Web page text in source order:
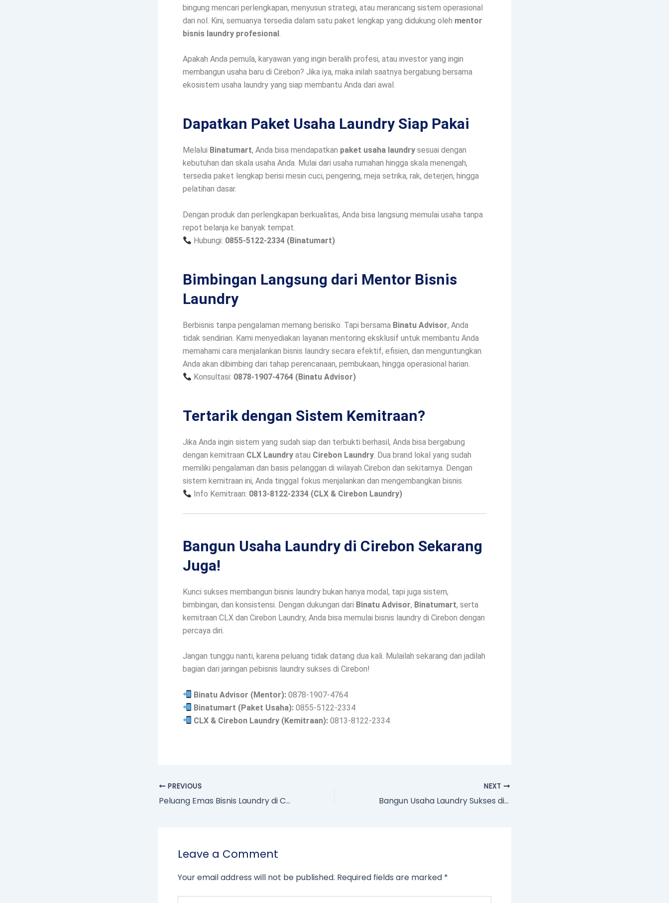
bingung mencari perlengkapan, menyusun strategi, atau merancang sistem operasional
dari nol. Kini, semuanya tersedia dalam satu paket lengkap yang didukung oleh mentor
bisnis laundry profesional
Apakah Anda pemula, karyawan yang ingin beralih profesi, atau investor yang ingin
membangun usaha baru di Cirebon? Jika iya, maka inilah saatnya bergabung bersama
ekosistem usaha laundry yang siap membantu Anda dari awal.
Dapatkan Paket Usaha Laundry Siap Pakai
Melalui Binatumart, Anda bisa mendapatkan paket usaha laundry sesuai dengan
kebutuhan dan skala usaha Anda. Mulai dari usaha rumahan hingga skala menengah,
tersedia paket lengkap berisi mesin cuci, pengering, meja setrika, rak, deterjen, hingga
pelatihan dasar.
Dengan produk dan perlengkapan berkualitas, Anda bisa langsung memulai usaha tanpa
repot belanja ke banyak tempat.
Hubungi: 0855-5122-2334 (Binatumart)
Bimbingan Langsung dari Mentor Bisnis
Laundry
Berbisnis tanpa pengalaman memang berisiko. Tapi bersama Binatu Advisor, Anda
tidak sendirian. Kami menyediakan layanan mentoring eksklusif untuk membantu Anda
memahami cara menjalankan bisnis laundry secara efektif, efisien, dan menguntungkan.
Anda akan dibimbing dari tahap perencanaan, pembukaan, hingga operasional harian.
Konsultasi: 0878-1907-4764 (Binatu Advisor)
Tertarik dengan Sistem Kemitraan?
Jika Anda ingin sistem yang sudah siap dan terbukti berhasil, Anda bisa bergabung
dengan kemitraan CLX Laundry atau Cirebon Laundry. Dua brand lokal yang sudah
memiliki pengalaman dan basis pelanggan di wilayah Cirebon dan sekitarnya. Dengan
sistem kemitraan ini, Anda tinggal fokus menjalankan dan mengembangkan bisnis.
Info Kemitraan: 0813-8122-2334 (CLX & Cirebon Laundry)
Bangun Usaha Laundry di Cirebon Sekarang
Juga!
Kunci sukses membangun bisnis laundry bukan hanya modal, tapi juga sistem,
bimbingan, dan konsistensi. Dengan dukungan dari Binatu Advisor, Binatumart, serta
kemitraan CLX dan Cirebon Laundry, Anda bisa memulai bisnis laundry di Cirebon dengan
percaya diri.
Jangan tunggu nanti, karena peluang tidak datang dua kali. Mulailah sekarang dan jadilah
bagian dari jaringan pebisnis laundry sukses di Cirebon!
Binatu Advisor (Mentor): 0878-1907-4764
Binatumart (Paket Usaha): 0855-5122-2334
CLX & Cirebon Laundry (Kemitraan): 0813-8122-2334
PREVIOUS
Peluang Emas Bisnis Laundry di Cirebon
NEXT
Bangun Usaha Laundry Sukses di Cirebon Bersama Mentor Terpercaya dan Paket Usaha Lengkap
Leave a Comment
Your email address will not be published. Required fields are marked *